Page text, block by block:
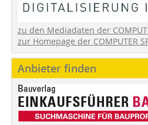
zu den Mediadaten der
zur Homepage der COMPUTER
Anbieter finden